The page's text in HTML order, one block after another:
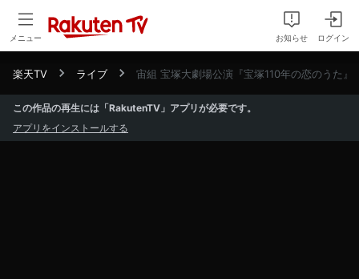
メニュー お知らせ ログイン
楽天TV ライブ 宙組 宝塚大劇場公演『宝塚110年の恋のうた
この作品の再生には「RakutenTV」アプリが必要です。
アプリをインストールする